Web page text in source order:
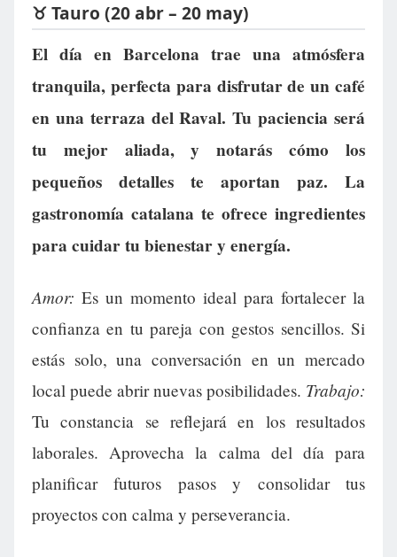
♉ Tauro (20 abr – 20 may)
El día en Barcelona trae una atmósfera
tranquila, perfecta para disfrutar de un café
en una terraza del Raval. Tu paciencia será
tu mejor aliada, y notarás cómo los
pequeños detalles te aportan paz. La
gastronomía catalana te ofrece ingredientes
para cuidar tu bienestar y energía.
Amor: Es un momento ideal para fortalecer la
confianza en tu pareja con gestos sencillos. Si
estás solo, una conversación en un mercado
local puede abrir nuevas posibilidades. Trabajo:
Tu constancia se reflejará en los resultados
laborales. Aprovecha la calma del día para
planificar futuros pasos y consolidar tus
proyectos con calma y perseverancia.